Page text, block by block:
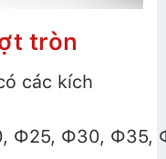
tròn
các kích
Ф25, Ф30, Ф35,